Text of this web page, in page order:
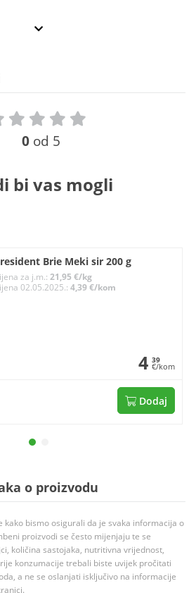
0 od 5
bi vas mogli
Brie Meki sir 200 g
za j.m.:21,95 €/kg
02.05.2025.:4,39 €/kom
4 39
€/kom
Dodaj
o proizvodu
kako bismo osigurali da je svaka informacija o
proizvodi se često mijenjaju te se
količina sastojaka, nutritivna vrijednost,
konzumacije trebali biste uvijek pročitati
a ne se oslanjati isključivo na informacije